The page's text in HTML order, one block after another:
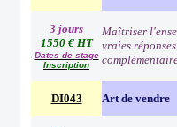
3 jours
1550 € HT
Dates de stage
Inscription
Maîtriser
vraies
DI043 Art de vendre